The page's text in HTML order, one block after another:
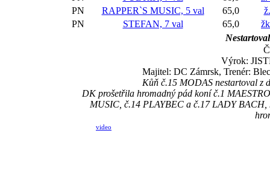
PN
RAPPER`S MUSIC, 5 val 65,0
PN
STEFAN, 7 val 65,0
Výrok:
Majitel: DC Zámrsk, Trenér:
Kůň č.15 MODAS nestartoval z
DK prošetřila hromadný pád koní č.1
MUSIC, č.14 PLAYBEC a č.17 LADY BACH,
video